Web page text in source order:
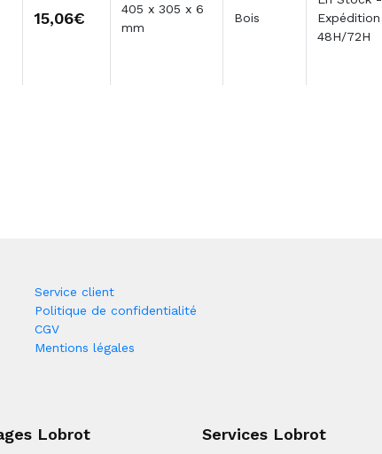
15,06€
405 x 305 x 6
mm
Bois
Expédition
48H/72H
Service client
Politique de confidentialité
CGV
Mentions légales
Lobrot Services Lobrot